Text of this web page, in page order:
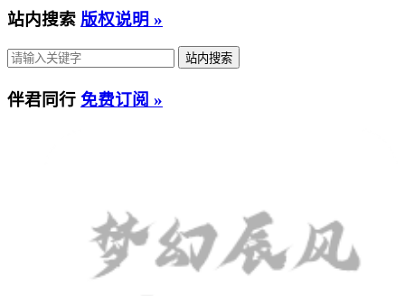
站内搜索 版权说明 »
伴君同行 免费订阅 »